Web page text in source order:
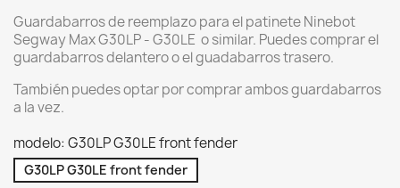
Guardabarros de reemplazo para el patinete Ninebot
Segway Max G30LP - G30LE o similar. Puedes comprar el
guardabarros delantero o el guadabarros trasero.
También puedes optar por comprar ambos guardabarros
a la vez.
modelo: G30LP G30LE front fender
G30LP G30LE front fender